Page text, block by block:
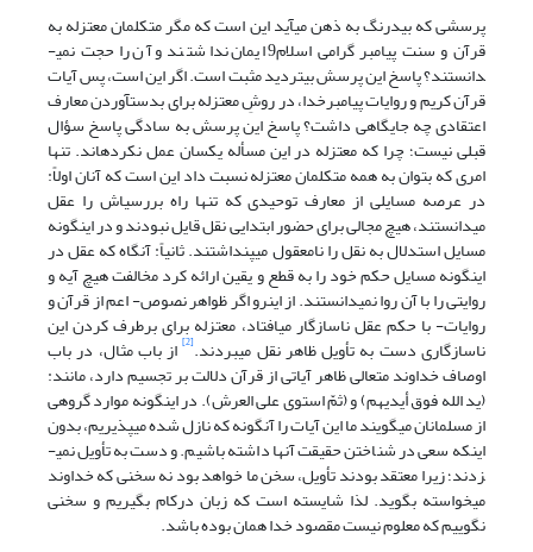
پرسشی که بی­درنگ به ذهن می­آید این است که مگر متکلمان معتزله به
قرآن و سنت پیامبر گرامی اسلام9 ایمان نداشتند و آن را حجت نمی­
دانستند؟ پاسخ این پرسش بی‏تردید مثبت است. اگر این است، پس آیات
قرآن کریم و روایات پیامبرخدا، در روشِ­ معتزله برای بدست­آوردن معارف
اعتقادی چه جایگاهی داشت؟ پاسخ این پرسش به سادگی پاسخ سؤال
قبلی نیست؛ چرا که معتزله در این مسأله یکسان عمل نکرده­اند. تنها
امری که بتوان به همه متکلمان معتزله نسبت داد این است­ که آنان اولاً:
در عرصه مسایلی از معارف توحیدی که تنها راه بررسی­اش را عقل
می‏دانستند، هیچ مجالی برای حضور ابتدایی نقل قایل نبودند و در این­گونه
مسایل استدلال به نقل را نامعقول می­پنداشتند. ثانیاً: آنگاه که عقل در
این­گونه مسایل حکم خود را به قطع و یقین ارائه کرد مخالفت هیچ آیه و
روایتی را با آن روا نمی­دانستند. از این­رو اگر ظواهر نصوص- اعم از قرآن و
روایات- با حکم عقل ناسازگار می­افتاد، معتزله برای برطرف کردن این
ناسازگاری دست به تأویل ظاهر نقل می­بردند.[2] از باب مثال، در باب
اوصاف خداوند متعالی ظاهر آیاتی از قرآن دلالت بر تجسیم دارد، مانند:
(ید الله فوق أیدیهم) و (ثمّ استوی علی العرش). در اینگونه موارد گروهی
از مسلمانان می­گویند ما این آیات را آن­گونه که نازل شده می­پذیریم، بدون
اینکه سعی در شناختن حقیقت آنها داشته باشیم. و دست به تأویل نمی­
زدند؛ زیرا معتقد بودند تأویل، سخن ما خواهد بود نه سخنی که خداوند
می­خواسته بگوید. لذا شایسته است که زبان درکام بگیریم و سخنی
نگوییم که معلوم نیست مقصود خدا همان بوده باشد.